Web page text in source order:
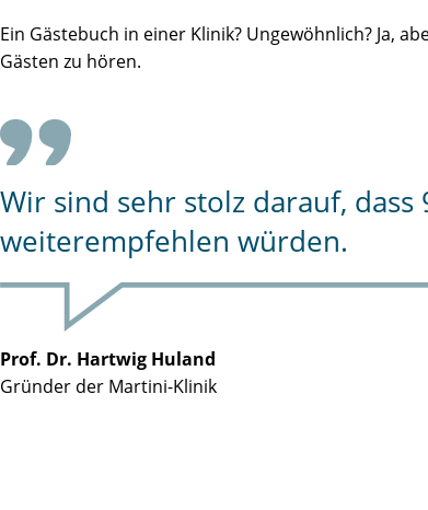
Ein Gästebuch in einer Klinik? Ungewöhnlich? Ja,
Gästen zu hören.
Wir sind sehr stolz darauf,
weiterempfehlen würden.
Prof. Dr. Hartwig Huland
Gründer der Martini-Klinik